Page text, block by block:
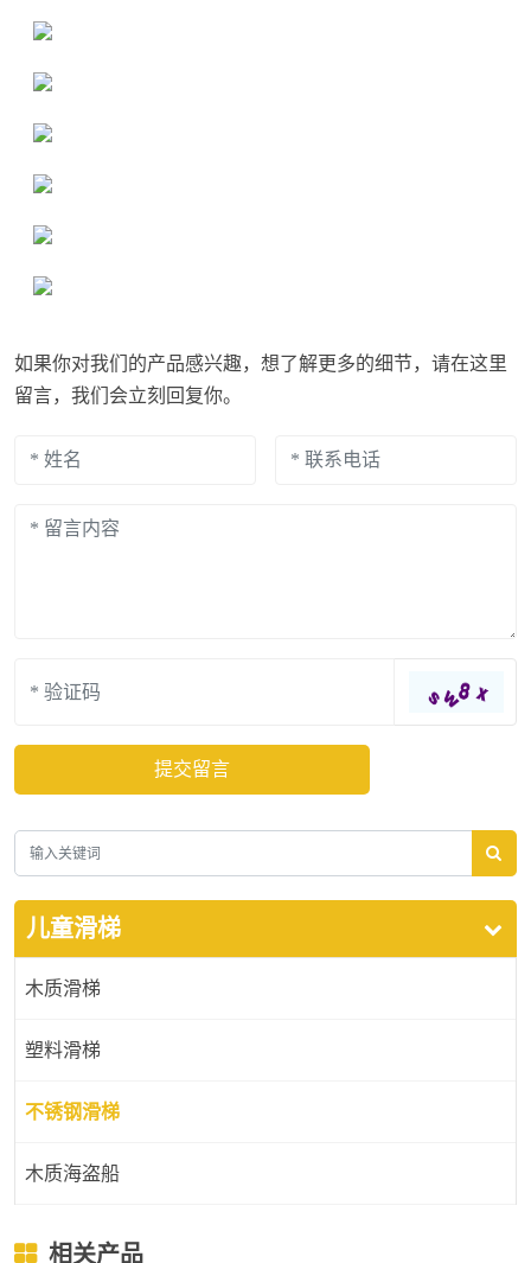
如果你对我们的产品感兴趣，想了解更多的细节，请在这里
留言，我们会立刻回复你。
提交留言
儿童滑梯
木质滑梯
塑料滑梯
不锈钢滑梯
木质海盗船
相关产品